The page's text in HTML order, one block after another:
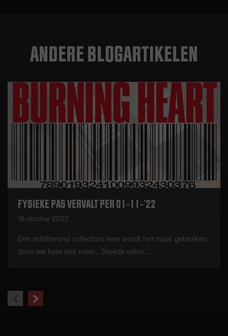
ANDERE BLOGARTIKELEN
FYSIEKE PAS VERVALT PER 01-11-’22
18 oktober 2022
Een schitterend collectors item wordt het maar gebruiken
doen we hem niet meer... Steeds vaker…
previous